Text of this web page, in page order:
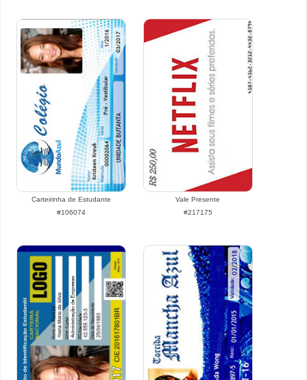
Carteirinha de Estudante
#106074
Vale Presente
#217175